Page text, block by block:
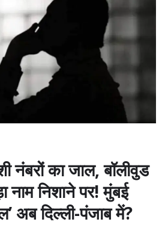
नंबरों का जाल, बॉलीवुड
नाम निशाने पर! मुंबई
अब दिल्ली-पंजाब में?